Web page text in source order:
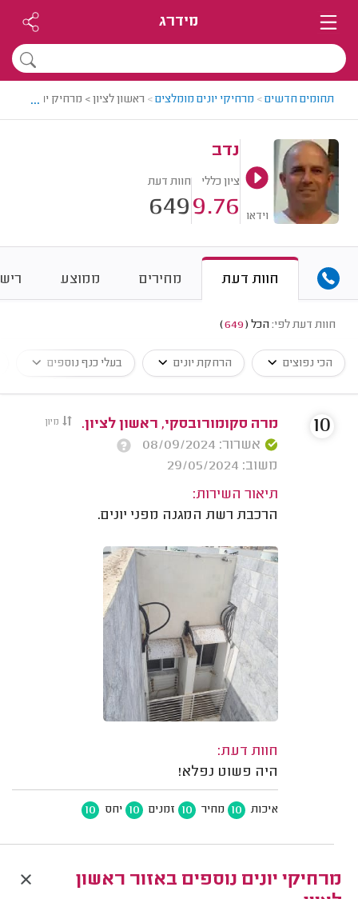
מידרג
תחומים חדשים> מרחיקי יונים מומלצים> ראשון לציון > מרחיק יונים
...
וידאו
נדב
ציון כללי
9.76
חוות דעת
649
חוות דעת מחירים ממוצע
חוות דעת לפי: הכל (
649
)
הכי נפוצים הרחקת יונים בעלי כנף נוספים
מיון
מרה סקומורובסקי, ראשון לציון.
אשרור: 08/09/2024
משוב: 29/05/2024
תיאור השירות:
הרכבת רשת המגנה מפני יונים.
חוות דעת:
היה פשוט נפלא!
איכות 10 מחיר 10 זמנים 10 יחס 10
10
מרחיקי יונים נוספים באזור ראשון